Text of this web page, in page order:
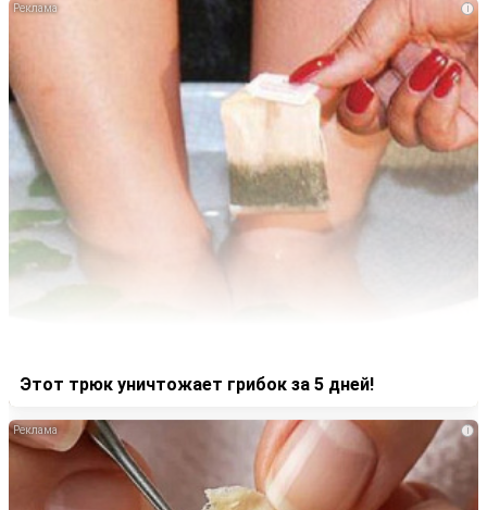
i
Этот трюк уничтожает грибок за 5 дней!
i